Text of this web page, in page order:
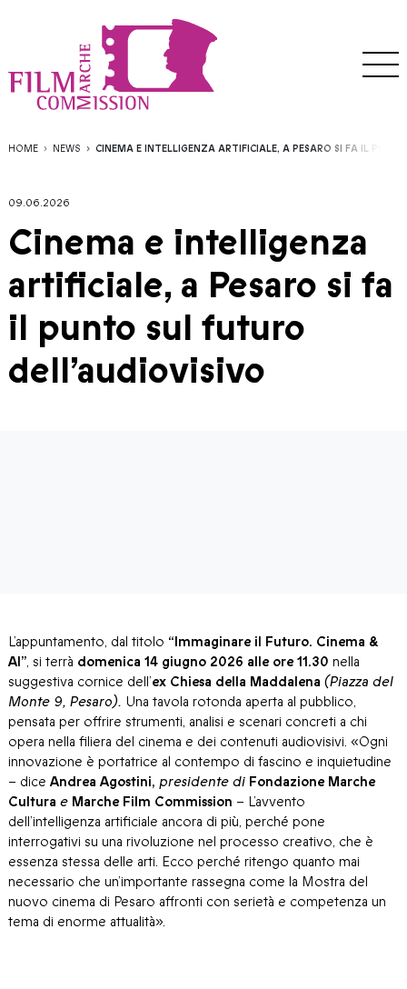
HOME NEWS CINEMA E INTELLIGENZA ARTIFICIALE, A PESARO SI FA IL
09.06.2026
Cinema e intelligenza
artificiale, a Pesaro si fa
il punto sul futuro
dell’audiovisivo
L’appuntamento, dal titolo “Immaginare il Futuro. Cinema &
AI”, si terrà domenica 14 giugno 2026 alle ore 11.30 nella
suggestiva cornice dell’ex Chiesa della Maddalena (Piazza del
Monte 9, Pesaro). Una tavola rotonda aperta al pubblico,
pensata per offrire strumenti, analisi e scenari concreti a chi
opera nella filiera del cinema e dei contenuti audiovisivi. «Ogni
innovazione è portatrice al contempo di fascino e inquietudine
– dice Andrea Agostini, presidente di Fondazione Marche
Cultura e Marche Film Commission – L’avvento
dell’intelligenza artificiale ancora di più, perché pone
interrogativi su una rivoluzione nel processo creativo, che è
essenza stessa delle arti. Ecco perché ritengo quanto mai
necessario che un’importante rassegna come la Mostra del
nuovo cinema di Pesaro affronti con serietà e competenza un
tema di enorme attualità».